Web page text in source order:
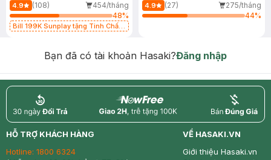
4.9 (108)
454/tháng
48%
Bill 199K Sunplay tặng Tinh Chất
4.9 (27)
275/tháng
44%
Bạn đã có tài khoản Hasaki?Đăng nhập
return nowfree price
HỖ TRỢ KHÁCH HÀNG
Hotline: 1800 6324
VỀ HASAKI.VN
Giới thiệu Hasaki.vn